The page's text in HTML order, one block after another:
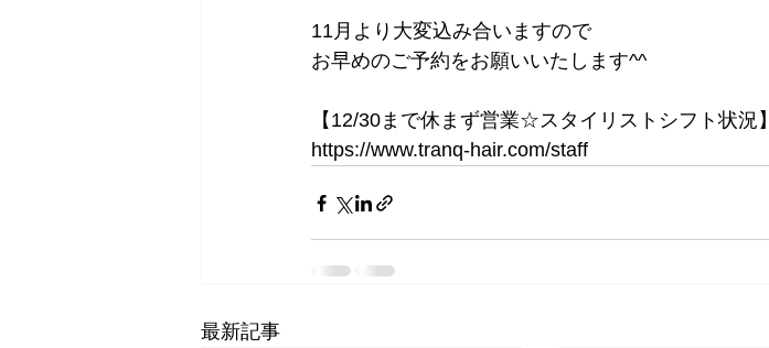
11月より大変込み合いますので
お早めのご予約をお願いいたします^^
【12/30まで休まず営業☆スタイリストシフト状況】
https://www.tranq-hair.com/staff
最新記事